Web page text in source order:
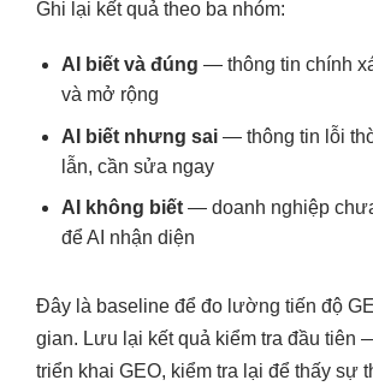
Ghi lại kết quả theo ba nhóm:
AI biết và đúng — thông tin chính
và mở rộng
AI biết nhưng sai— thông tin lỗi
lẫn, cần sửa ngay
AI không biết— doanh nghiệp
để AI nhận diện
Đây là baseline để đo lường tiến độ
gian. Lưu lại kết quả kiểm tra đầu tiên
triển khai GEO, kiểm tra lại để thấy sự